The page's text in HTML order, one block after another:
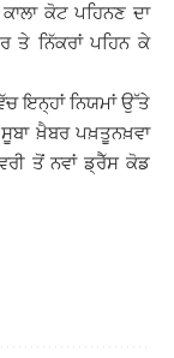
ਕੋਟ ਪਹਿਨਣ ਦਾ
ਤੇ ਨਿੱਕਰਾਂ ਪਹਿਨ ਕੇ
ਇਨ੍ਹਾਂ ਨਿਯਮਾਂ ਉੱਤੇ
ਖ਼ੈਬਰ ਪਖ਼ਤੂਨਖ਼ਵਾ
ਤੋਂ ਨਵਾਂ ਡ੍ਰੈੱਸ ਕੋਡ